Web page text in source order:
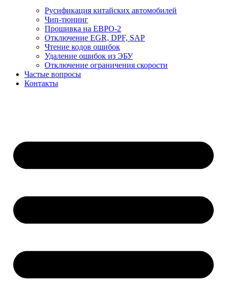
Русификация китайских автомобилей
Чип-тюнинг
Прошивка на ЕВРО-2
Отключение EGR, DPF, SAP
Чтение кодов ошибок
Удаление ошибок из ЭБУ
Отключение ограничения скорости
Частые вопросы
Контакты